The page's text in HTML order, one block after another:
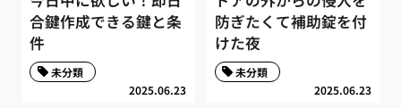
合鍵作成できる鍵と条
件
2025.06.23
未分類
防ぎたくて補助錠を付
けた夜
2025.06.23
未分類